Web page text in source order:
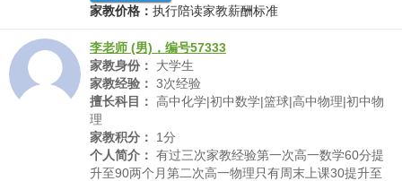
度，反而孩子的一点点努力的进步是我们最大的欣慰。
家教价格： 执行陪读家教薪酬标准
李老师 (男)，编号57333
家教身份：
大学生
家教经验： 3次经验
擅长科目： 高中化学|初中数学|篮球|高中物理|初中物
理
家教积分：
1分
个人简介： 有过三次家教经验第一次高一数学60分提
升至90两个月第二次高一物理只有周末上课30提升至